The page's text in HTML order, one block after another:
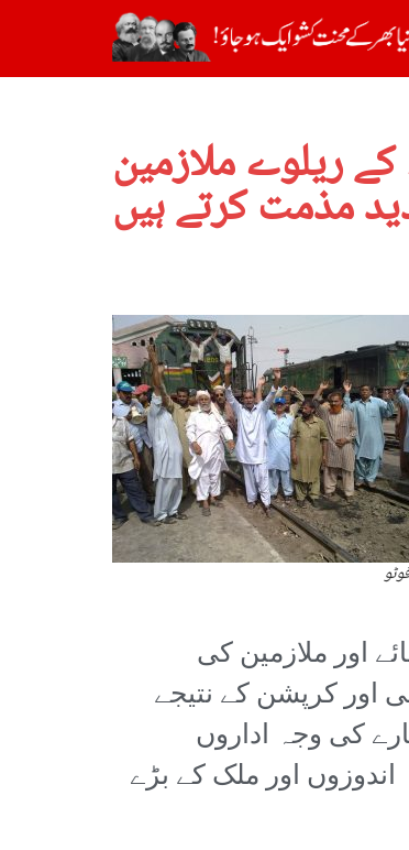
ریلوے ملازمین
مذمت کرتے ہیں
اور ملازمین کی
اور کرپشن کے نتیجے
کی وجہ اداروں
اور ملک کے بڑے